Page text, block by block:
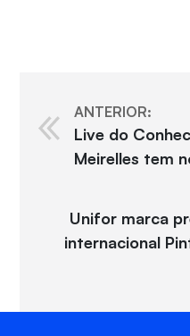
ANTERIOR:
Live do
Meirelles tem
Unifor marca
internacional